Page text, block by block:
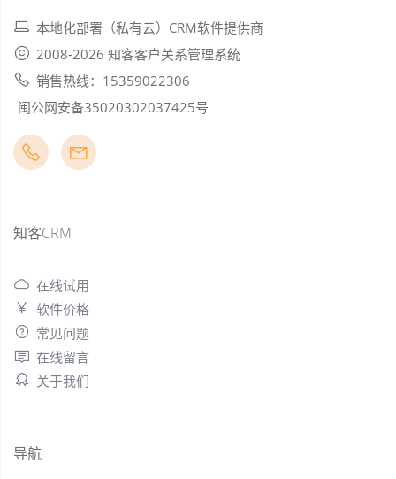
本地化部署（私有云）CRM软件提供商
2008-2026 知客客户关系管理系统
销售热线：15359022306
闽公网安备35020302037425号
知客CRM
在线试用
软件价格
常见问题
在线留言
关于我们
导航